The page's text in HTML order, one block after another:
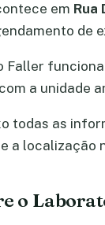
em Rua
de
Faller
a unidade
todas as
a localização
o